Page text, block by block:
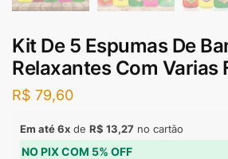
Kit De 5 Espumas De
Relaxantes Com Varias
R$ 79,60
Em até 6x de R$ 13,27 no cartão
NO PIX COM 5% OFF